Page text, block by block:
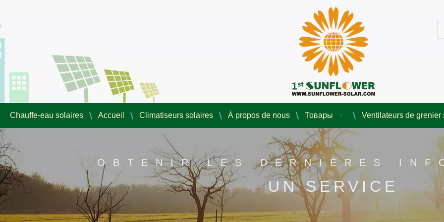
Chauffe-eau solaires Accueil Climatiseurs solaires À propos de nous Товары Ventilateurs de grenier
OBTENIR LES DERNIÈRES
UN SERVICE